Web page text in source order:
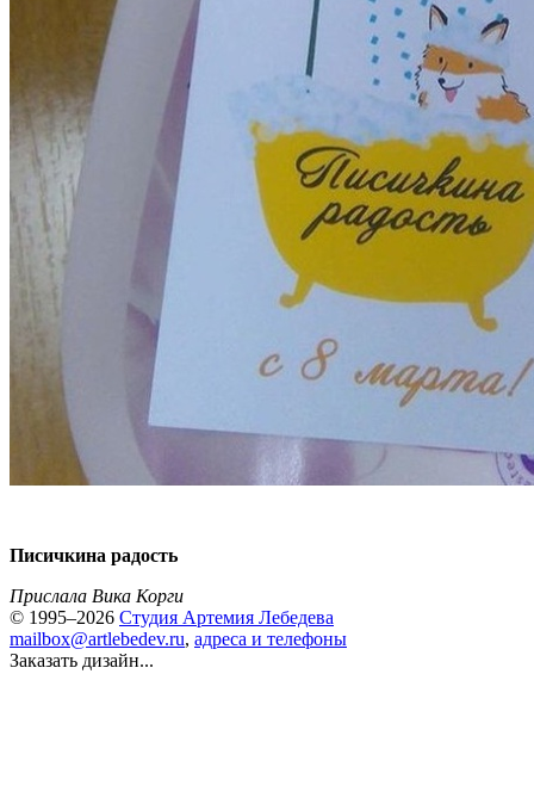
Писичкина радость
Прислала Вика Корги
© 1995–2026 Студия Артемия Лебедева
mailbox@artlebedev.ru, адреса и телефоны
Заказать дизайн...